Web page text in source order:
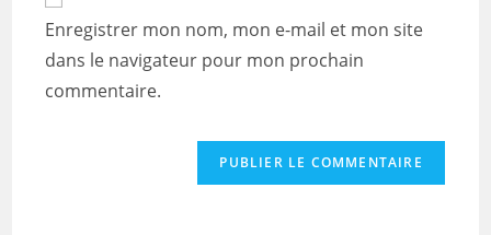
votre
site
(facultatif)
Enregistrer mon nom, mon e-mail et mon site
dans le navigateur pour mon prochain
commentaire.